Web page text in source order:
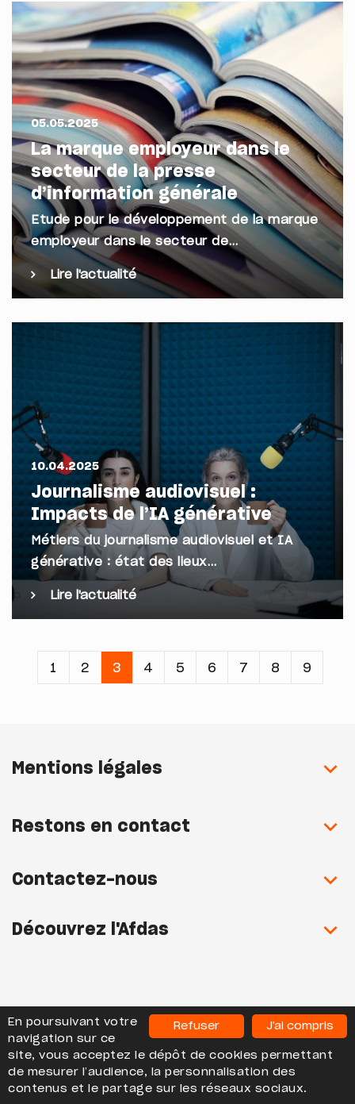
J'ai compris
Refuser
En poursuivant votre
navigation sur ce
site, vous acceptez le dépôt de cookies permettant
de mesurer l’audience, la personnalisation des
contenus et le partage sur les réseaux sociaux.
05.05.2025
La marque employeur dans le
secteur de la presse
d’information générale
Etude pour le développement de la marque
employeur dans le secteur de…
Lire l'actualité
10.04.2025
Journalisme audiovisuel :
Impacts de l’IA générative
Métiers du journalisme audiovisuel et IA
générative : état des lieux…
Lire l'actualité
Page
1 Page
2
Page
3 Page
4 Page
5 Page
6 Page
7 Page
8 Page
9
Mentions légales
Restons en contact
Contactez-nous
Découvrez l'Afdas
AFDAS Les Observatoires - Tous droits réservés
2020-2026